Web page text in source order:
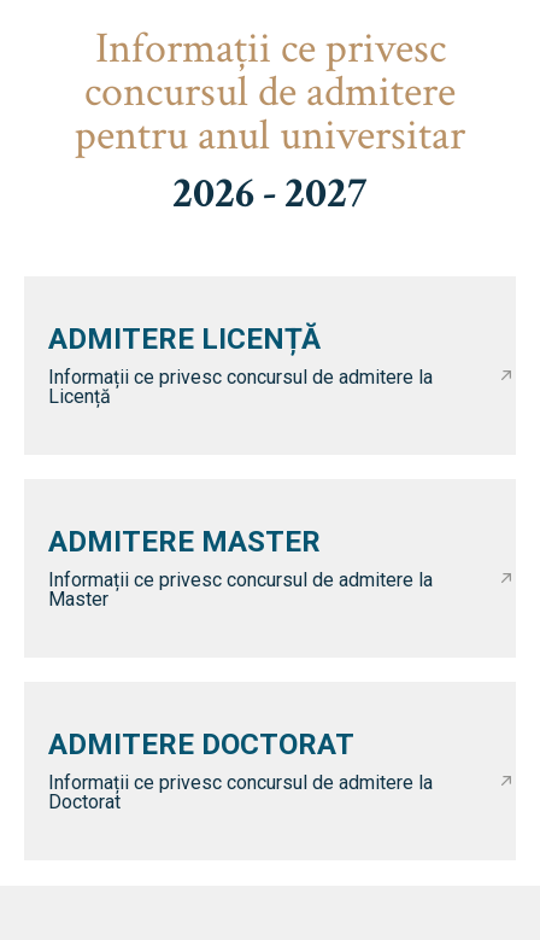
Informaţii ce privesc
concursul de admitere
pentru anul universitar
2026 - 2027
ADMITERE LICENȚĂ
Informații ce privesc concursul de admitere la
Licență
ADMITERE MASTER
Informații ce privesc concursul de admitere la
Master
ADMITERE DOCTORAT
Informații ce privesc concursul de admitere la
Doctorat